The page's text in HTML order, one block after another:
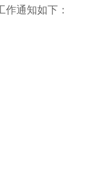
通知如下：